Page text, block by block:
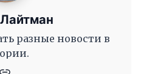
разные новости в